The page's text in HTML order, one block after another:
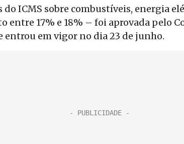
do ICMS sobre combustíveis, energia
entre 17% e 18% – foi aprovada pelo
entrou em vigor no dia 23 de junho.